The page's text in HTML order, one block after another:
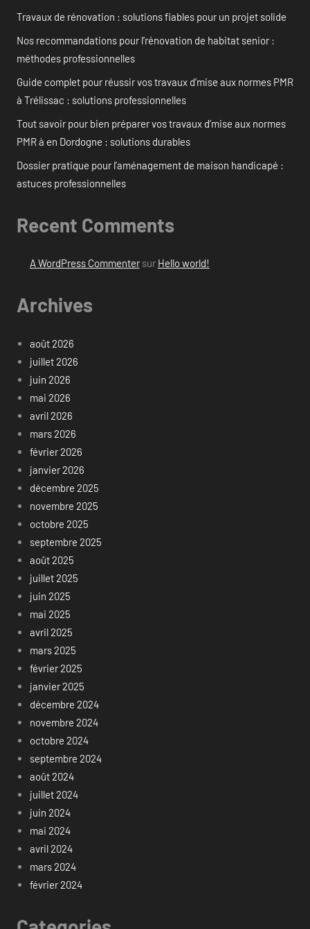
Travaux de rénovation : solutions fiables pour un projet solide
Nos recommandations pour l’rénovation de habitat senior :
méthodes professionnelles
Guide complet pour réussir vos travaux d’mise aux normes PMR
à Trélissac : solutions professionnelles
Tout savoir pour bien préparer vos travaux d’mise aux normes
PMR à en Dordogne : solutions durables
Dossier pratique pour l’aménagement de maison handicapé :
astuces professionnelles
Recent Comments
A WordPress Commentersur Hello world!
Archives
août 2026
juillet 2026
juin 2026
mai 2026
avril 2026
mars 2026
février 2026
janvier 2026
décembre 2025
novembre 2025
octobre 2025
septembre 2025
août 2025
juillet 2025
juin 2025
mai 2025
avril 2025
mars 2025
février 2025
janvier 2025
décembre 2024
novembre 2024
octobre 2024
septembre 2024
août 2024
juillet 2024
juin 2024
mai 2024
avril 2024
mars 2024
février 2024